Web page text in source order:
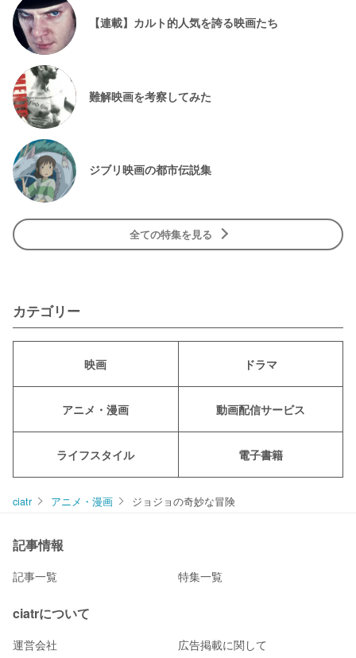
【連載】カルト的人気を誇る映画たち
難解映画を考察してみた
ジブリ映画の都市伝説集
全ての特集を見る
カテゴリー
映画 ドラマ
アニメ・漫画 動画配信サービス
ライフスタイル 電子書籍
ciatr アニメ・漫画 ジョジョの奇妙な冒険
記事情報
記事一覧 特集一覧
ciatrについて
運営会社 広告掲載に関して